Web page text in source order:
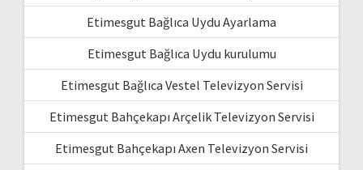
Etimesgut Bağlıca Uydu Ayarlama
Etimesgut Bağlıca Uydu kurulumu
Etimesgut Bağlıca Vestel Televizyon Servisi
Etimesgut Bahçekapı Arçelik Televizyon Servisi
Etimesgut Bahçekapı Axen Televizyon Servisi